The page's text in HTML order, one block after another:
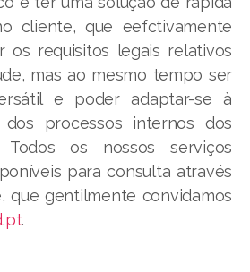
cliente, que eefctivamente
os requisitos legais relativos
mas ao mesmo tempo ser
e poder adaptar-se à
dos processos internos dos
Todos os nossos serviços
para consulta através
que gentilmente convidamos
.